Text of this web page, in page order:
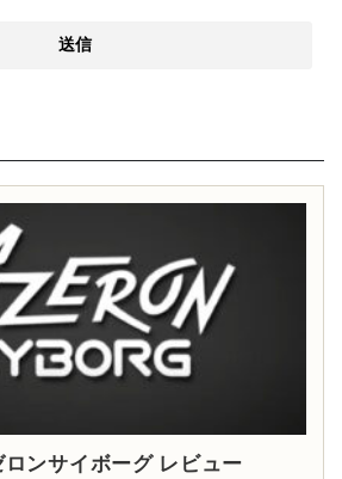
ンサイボーグ レビュー